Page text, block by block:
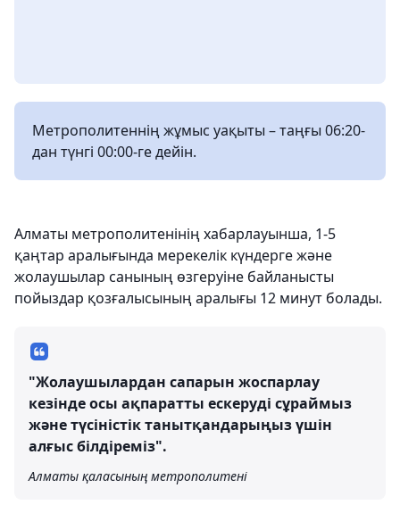
Метрополитеннің жұмыс уақыты – таңғы 06:20-
дан түнгі 00:00-ге дейін.
Алматы метрополитенінің хабарлауынша, 1-5
қаңтар аралығында мерекелік күндерге және
жолаушылар санының өзгеруіне байланысты
пойыздар қозғалысының аралығы 12 минут болады.
"Жолаушылардан сапарын жоспарлау
кезінде осы ақпаратты ескеруді сұраймыз
және түсіністік танытқандарыңыз үшін
алғыс білдіреміз".
Алматы қаласының метрополитені